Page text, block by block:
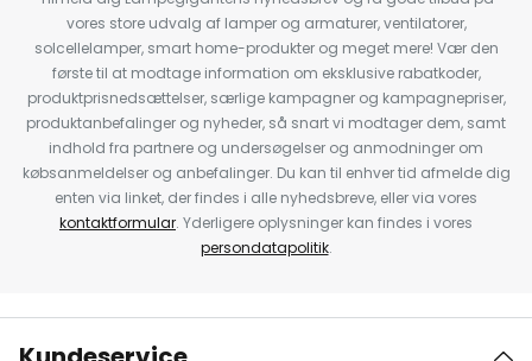
vores store udvalg af lamper og armaturer, ventilatorer,
solcellelamper, smart home-produkter og meget mere! Vær den
første til at modtage information om eksklusive rabatkoder,
produktprisnedsættelser, særlige kampagner og kampagnepriser,
produktanbefalinger og nyheder, så snart vi modtager dem, samt
indhold fra partnere og undersøgelser og anmodninger om
købsanmeldelser og anbefalinger. Du kan til enhver tid afmelde dig
enten via linket, der findes i alle nyhedsbreve, eller via vores
kontaktformular. Yderligere oplysninger kan findes i vores
persondatapolitik.